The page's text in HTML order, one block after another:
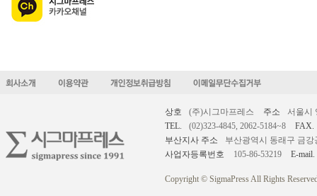
상호 (주)시그마프레스 주소
서울시
TEL.
(02)323-4845, 2062-5184~8
FAX.
부산지사 주소
부산광역시 동래구 금강
사업자등록번호
105-86-53219 E-mail.
Copyright © SigmaPress All Rights